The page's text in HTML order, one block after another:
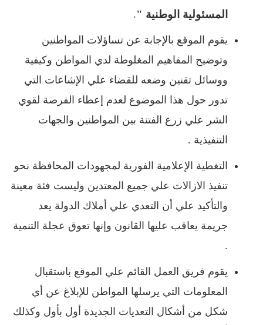
المسئولية الوطنية ".
يقوم الموقع بالإجابة عن تساؤلات المواطنين
وتوضيح المفاهيم المغلوطة لدي المواطن وكيفية
ووسائل تقنين وضعه للقضاء علي الإشاعات التي
تدور حول هذا الموضوع لعدم إعطاء الفرصة لقوي
الشر علي زرع الفتنة بين المواطنين والجهات
التنفيذية .
التغطية الإعلامية الفورية لمجهودات المحافظة نحو
تنفيذ الازالات علي جميع المعتدين وليست فئة معينة
والتأكيد علي أن التعدي علي أملاك الدولة يعد
جريمة يعاقب عليها القانون وإنها تعوق عجلة التنمية
.
يقوم فريق العمل القائم علي الموقع باستقبال
المعلومات التي يرسلها المواطن للإبلاغ عن أي
شكل من أشكال التعديات الجديدة أول بأول وكذلك